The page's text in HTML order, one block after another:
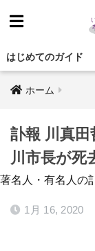
はじめてのガイド
ホーム
訃報 川真
川市長が死
著名人・有名人の
1月 16, 2020